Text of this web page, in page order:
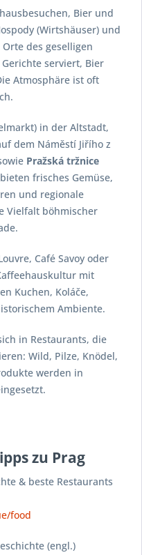
Bier und
(Wirtshäuser) und
des geselligen
serviert, Bier
Atmosphäre ist oft
in der Altstadt,
dem Náměstí Jiřího z
Pražská tržnice
frisches Gemüse,
und regionale
Vielfalt böhmischer
Café Savoy oder
mit
Kuchen, Koláče,
Ambiente.
in Restaurants, die
Wild, Pilze, Knödel,
werden in
zu Prag
& beste Restaurants
food
(engl.)